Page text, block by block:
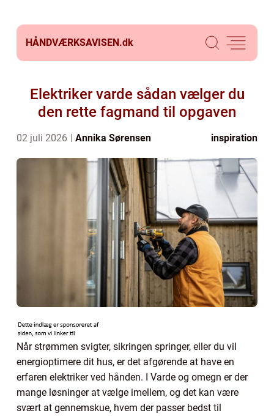
HÅNDVÆRKSAVISEN.dk
Elektriker varde sådan vælger du
den rette fagmand til opgaven
02 juli 2026 Annika Sørensen inspiration
Når strømmen svigter, sikringen springer, eller du vil
energioptimere dit hus, er det afgørende at have en
erfaren elektriker ved hånden. I Varde og omegn er der
mange løsninger at vælge imellem, og det kan være
svært at gennemskue, hvem der passer bedst til